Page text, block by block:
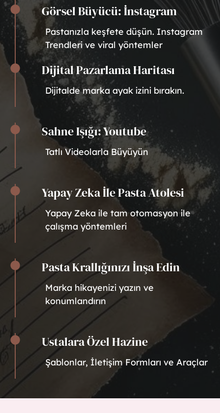
Görsel Büyücü: İnstagram
Pastanızla keşfete düşün. Instagram
Trendleri ve viral yöntemler
Dijital Pazarlama Haritası
Dijitalde marka ayak izini bırakın.
Sahne Işığı: Youtube
Tatlı Videolarla Büyüyün
Yapay Zeka İle Pasta Atolesi
Yapay Zeka ile tam otomasyon ile
çalışma yöntemleri
Pasta Krallığınızı İnşa Edin
Marka hikayenizi yazın ve
konumlandırın
Ustalara Özel Hazine
Şablonlar, İletişim Formları ve Araçlar